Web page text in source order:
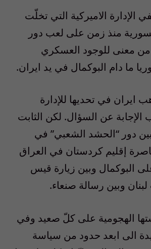
الإدارة الاميركية التي تخلّت
منذ زمن على لعب دور
من معنى للوجود العسكري
ما دام البوكمال في يد ايران.
ايران في تحديها للإدارة
الإجابة عن السؤال. لكن الثابت
دور “الحشد الشعبي” في
إقليم كردستان في العراق
البوكمال وبين زيارة قيس
وبين رسالة صنعاء.
الهجومية على كلّ صعيد وفي
الى ابعد حدود من سياسة